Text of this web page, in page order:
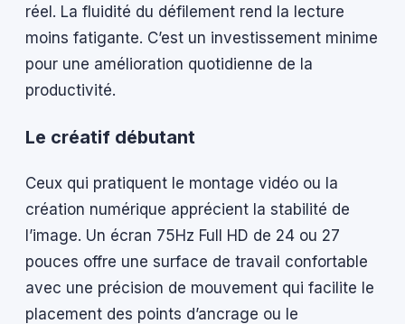
réel. La fluidité du défilement rend la lecture
moins fatigante. C’est un investissement minime
pour une amélioration quotidienne de la
productivité.
Le créatif débutant
Ceux qui pratiquent le montage vidéo ou la
création numérique apprécient la stabilité de
l’image. Un écran 75Hz Full HD de 24 ou 27
pouces offre une surface de travail confortable
avec une précision de mouvement qui facilite le
placement des points d’ancrage ou le